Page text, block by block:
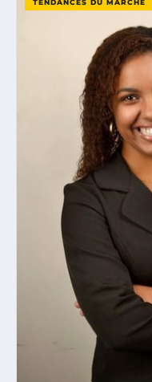
TENDANCES DU MARCHÉ